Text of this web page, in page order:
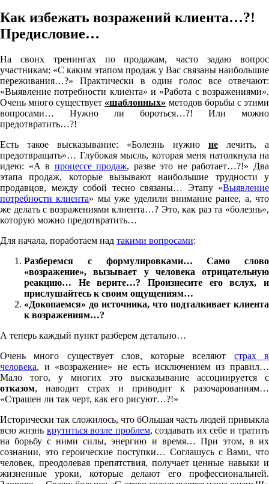
Как избежать возражений клиента…?!
Предисловие…
На своих тренингах по продажам, часто задаю вопрос
участникам: «С каким этапом продаж у Вас связаны наибольшие
переживания…?» Практически в один голос все отвечают:
«Выявление потребности клиента» и «Работа с возражениями».
Очень много существует «шаблонных» методов борьбы с этими
вопросами… Нужно ли бороться…?! Или можно
предотвратить…?!
Есть такое высказывание: «Болезнь нужно нелечить, а
предотвращать»… Глубокая мысль, которая меня натолкнула на
идею: «А в процессе продаж, разве это не работает…?!» Два
этапа продаж, которые вызывают наибольшие трудности у
продавцов, между собой тесно связаны… Этапу «Выявление
потребности клиента» мы уже уделили внимание ранее, а, что
же делать с возражениями клиента…? Это, как раз та «болезнь»,
которую можно предотвратить…
Для начала, поработаем над такими вопросами:
Разберемся с формулировками… Само слово
«возражение», вызывает у человека отрицательную
реакцию… Не верите…? Произнесите его вслух, и
прислушайтесь к своим ощущениям…
«Докопаемся» до источника, что подталкивает клиента
к возражениям…?
А теперь каждый пункт разберем детально…
Очень много существует слов, которые вселяют страх в
человека, и «возражение» не есть исключением из правил…
Мало того, у многих это высказывание ассоциируется с
отказом, наводит страх и приводит к разочарованиям…
«Страшен ли так черт, как его рисуют…?!»
Исторически так сложилось, что бОльшая часть людей привыкла
всю жизнь крутиться возле проблем, создавать их себе и тратить
на борьбу с ними силы, энергию и время… При этом, в их
сознании, это героические поступки… Соглашусь с Вами, что
человек, преодолевая препятствия, получает ценные навыки и
жизненные уроки, которые делают его профессиональней.